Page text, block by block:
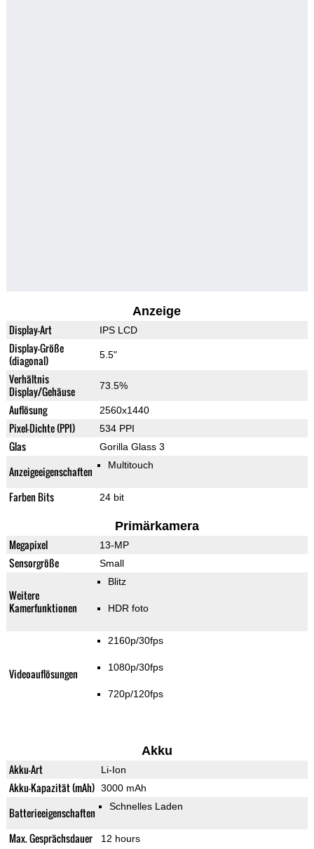
Anzeige
Display-Art IPS LCD
Display-Größe
(diagonal)
5.5"
Verhältnis
Display/Gehäuse
73.5%
Auflösung 2560x1440
Pixel-Dichte (PPI) 534 PPI
Glas Gorilla Glass 3
Anzeigeeigenschaften Multitouch
Farben Bits 24 bit
Primärkamera
Megapixel 13-MP
Sensorgröße Small
Weitere
Kamerfunktionen
Blitz
HDR foto
Videoauflösungen
2160p/30fps
1080p/30fps
720p/120fps
Akku
Akku-Art Li-Ion
Akku-Kapazität (mAh) 3000 mAh
Batterieeigenschaften Schnelles Laden
Max. Gesprächsdauer 12 hours